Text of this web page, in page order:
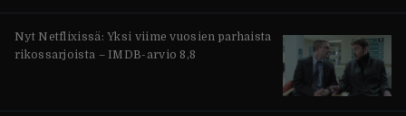
Nyt Netflixissä: Yksi viime vuosien parhaista
rikossarjoista – IMDB-arvio 8,8